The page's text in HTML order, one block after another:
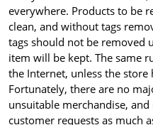
everywhere. Products to be
clean, and without tags
tags should not be removed
item will be kept. The same
the Internet, unless the store
Fortunately, there are no
unsuitable merchandise,
customer requests as much